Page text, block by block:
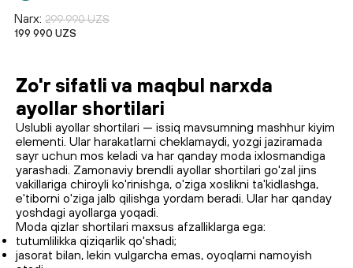
Narx: 299 990 UZS
199 990 UZS
Zo'r sifatli va maqbul narxda
ayollar shortilari
Uslubli ayollar shortilari — issiq mavsumning mashhur kiyim
elementi. Ular harakatlarni cheklamaydi, yozgi jaziramada
sayr uchun mos keladi va har qanday moda ixlosmandiga
yarashadi. Zamonaviy brendli ayollar shortilari go'zal jins
vakillariga chiroyli ko'rinishga, o'ziga xoslikni ta'kidlashga,
e'tiborni o'ziga jalb qilishga yordam beradi. Ular har qanday
yoshdagi ayollarga yoqadi.
Moda qizlar shortilari maxsus afzalliklarga ega:
tutumlilikka qiziqarlik qo'shadi;
jasorat bilan, lekin vulgarcha emas, oyoqlarni namoyish